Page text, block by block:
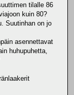
tilalle 86
kuin 80?
Suutinhan on jo
asennettavat
huhupuhetta,